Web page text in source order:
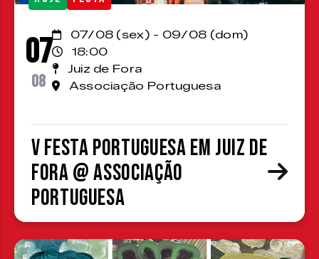
07
08
07/08 (sex) - 09/08 (dom)
18:00
Juiz de Fora
Associação Portuguesa
V Festa Portuguesa em Juiz de
Fora @ Associação
Portuguesa